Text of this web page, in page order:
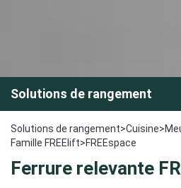
Solutions de rangement
Solutions de rangement>Cuisine>
Famille FREElift>FREEspace
Ferrure relevante